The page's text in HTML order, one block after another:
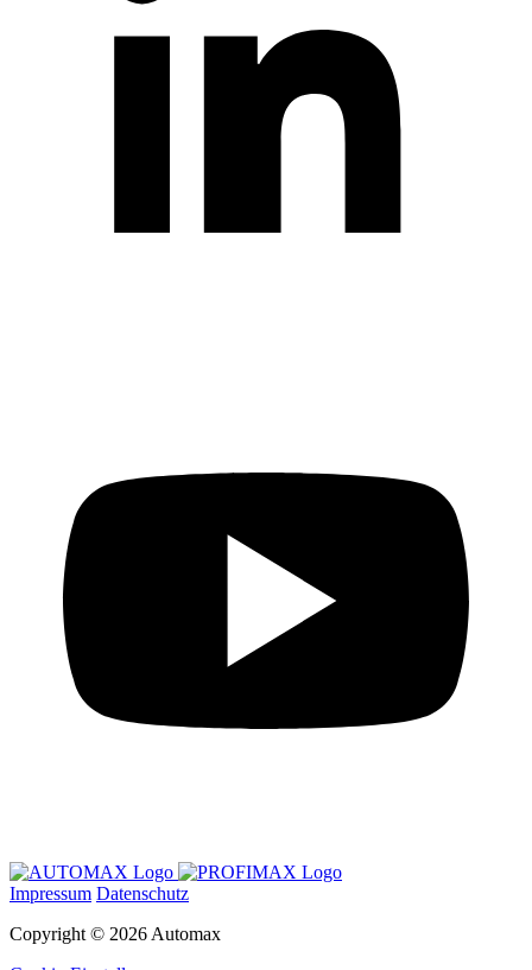
Impressum Datenschutz
Copyright © 2026 Automax